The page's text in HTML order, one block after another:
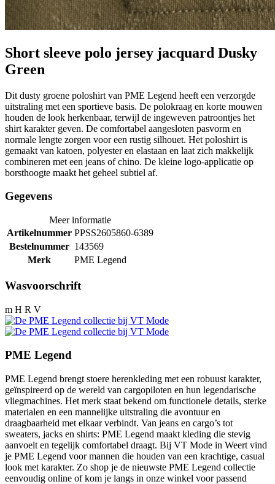
Short sleeve polo jersey jacquard Dusky
Green
Dit dusty groene poloshirt van PME Legend heeft een verzorgde
uitstraling met een sportieve basis. De polokraag en korte mouwen
houden de look herkenbaar, terwijl de ingeweven patroontjes het
shirt karakter geven. De comfortabel aangesloten pasvorm en
normale lengte zorgen voor een rustig silhouet. Het poloshirt is
gemaakt van katoen, polyester en elastaan en laat zich makkelijk
combineren met een jeans of chino. De kleine logo-applicatie op
borsthoogte maakt het geheel subtiel af.
Gegevens
Meer informatie
Artikelnummer PPSS2605860-6389
Bestelnummer 143569
Merk
PME Legend
Wasvoorschrift
m H R V
PME Legend
PME Legend brengt stoere herenkleding met een robuust karakter,
geïnspireerd op de wereld van cargopiloten en hun legendarische
vliegmachines. Het merk staat bekend om functionele details, sterke
materialen en een mannelijke uitstraling die avontuur en
draagbaarheid met elkaar verbindt. Van jeans en cargo’s tot
sweaters, jacks en shirts: PME Legend maakt kleding die stevig
aanvoelt en tegelijk comfortabel draagt. Bij VT Mode in Weert vind
je PME Legend voor mannen die houden van een krachtige, casual
look met karakter. Zo shop je de nieuwste PME Legend collectie
eenvoudig online of kom je langs in onze winkel voor passend